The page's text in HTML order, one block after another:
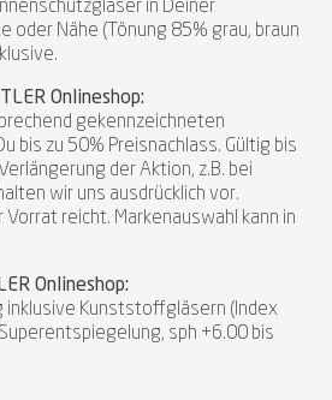
in Deiner
oder Nähe (Tönung 85% grau, braun
Onlineshop:
gekennzeichneten
bis zu 50% Preisnachlass. Gültig bis
der Aktion, z.B. bei
wir uns ausdrücklich vor.
reicht. Markenauswahl kann in
Onlineshop:
inklusive Kunststoffgläsern (Index
sph +6.00 bis